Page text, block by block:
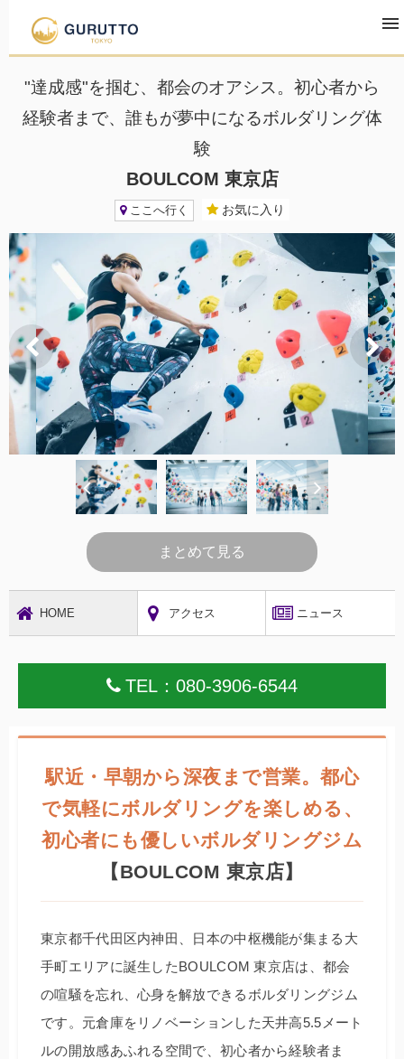
TOP 観光・宿泊・レジャー
"達成感"を掴む、都会のオアシス。初心者から
経験者まで、誰もが夢中になるボルダリング体
験
BOULCOM 東京店
ここへ行く お気に入り
まとめて見る
HOME アクセス ニュース
TEL：080-3906-6544
駅近・早朝から深夜まで営業。都心
で気軽にボルダリングを楽しめる、
初心者にも優しいボルダリングジム
【BOULCOM 東京店】
東京都千代田区内神田、日本の中枢機能が集まる大
手町エリアに誕生したBOULCOM 東京店は、都会
の喧騒を忘れ、心身を解放できるボルダリングジム
です。元倉庫をリノベーションした天井高5.5メート
ルの開放感あふれる空間で、初心者から経験者ま